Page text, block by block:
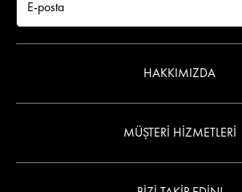
HAKKIMIZDA
Gizlilik ve Güvenlik Politikası
MÜŞTERİ HİZMETLERİ